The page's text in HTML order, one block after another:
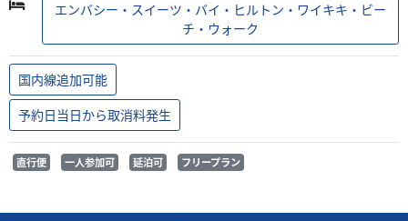
エンバシー・スイーツ・バイ・ヒルトン・ワイキキ・ビー
チ・ウォーク
国内線追加可能
予約日当日から取消料発生
直行便 一人参加可 延泊可 フリープラン